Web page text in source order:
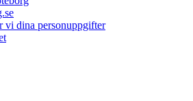
vi dina personuppgifter